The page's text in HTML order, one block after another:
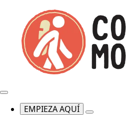
EMPIEZA AQUÍ